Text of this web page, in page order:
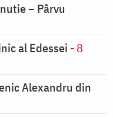
– Pârvu
al Edessei - 8
Alexandru din